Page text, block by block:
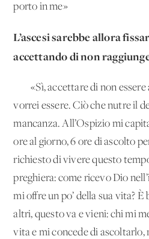
porto in me»
L’ascesi sarebbe allora
accettando di non
«Sì, accettare di non essere
vorrei essere. Ciò che nutre il
mancanza. All’Ospizio mi
ore al giorno, 6 ore di ascolto
richiesto di vivere questo
preghiera: come ricevo Dio
mi offre un po’ della sua vita? È
altri, questo va e vieni: chi mi
vita e mi concede di ascoltarlo,